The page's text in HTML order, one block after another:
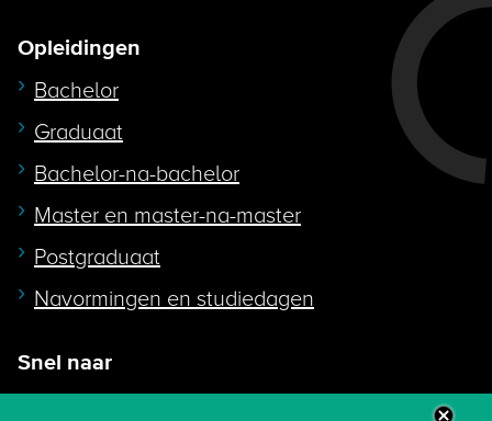
Opleidingen
Bachelor
Graduaat
Bachelor-na-bachelor
Master en master-na-master
Postgraduaat
Navormingen en studiedagen
Snel naar